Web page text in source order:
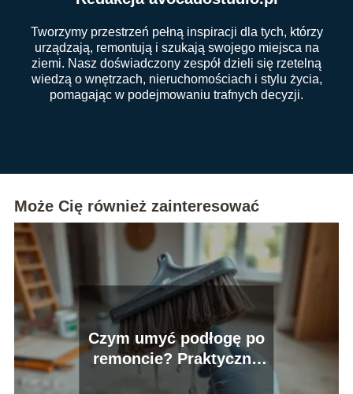
Tworzymy przestrzeń pełną inspiracji dla tych, którzy
urządzają, remontują i szukają swojego miejsca na
ziemi. Nasz doświadczony zespół dzieli się rzetelną
wiedzą o wnętrzach, nieruchomościach i stylu życia,
pomagając w podejmowaniu trafnych decyzji.
Może Cię również zainteresować
Czym umyć podłogę po
remoncie? Praktyczne
porady i wskazówki